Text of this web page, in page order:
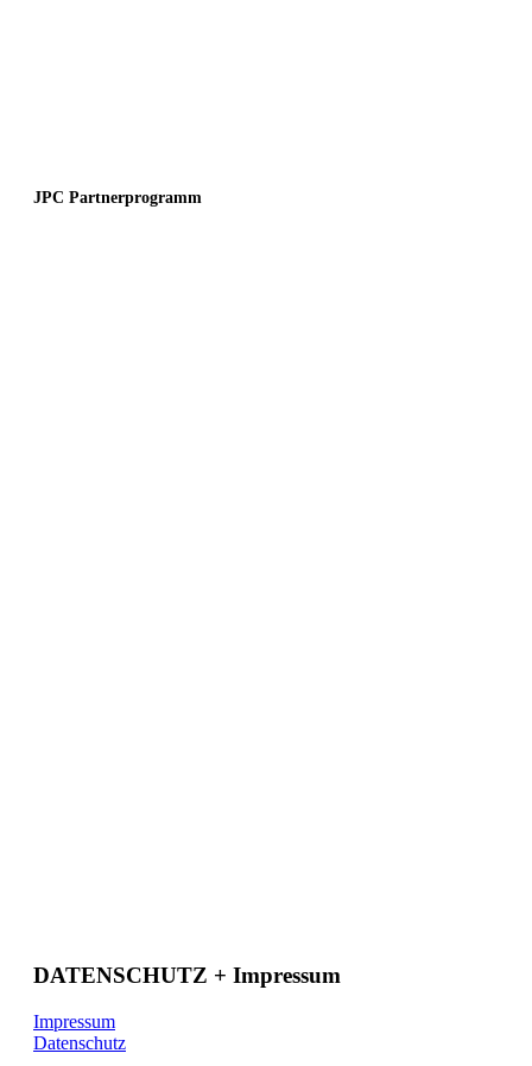
JPC Partnerprogramm
DATENSCHUTZ + Impressum
Impressum
Datenschutz